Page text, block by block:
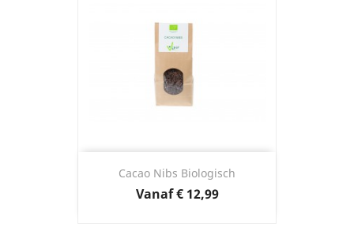
Cacao Nibs Biologisch
VanafPrijs
€ 12,99